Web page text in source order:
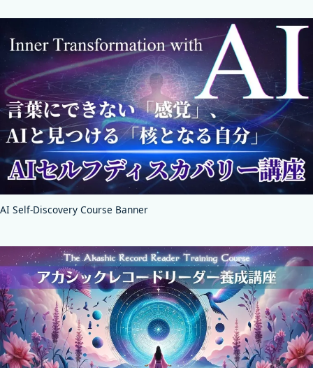
AI Self-Discovery Course Banner